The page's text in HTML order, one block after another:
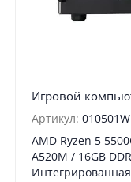
Игровой
Артикул: 010501W
AMD Ryzen 5
A520M / 16GB